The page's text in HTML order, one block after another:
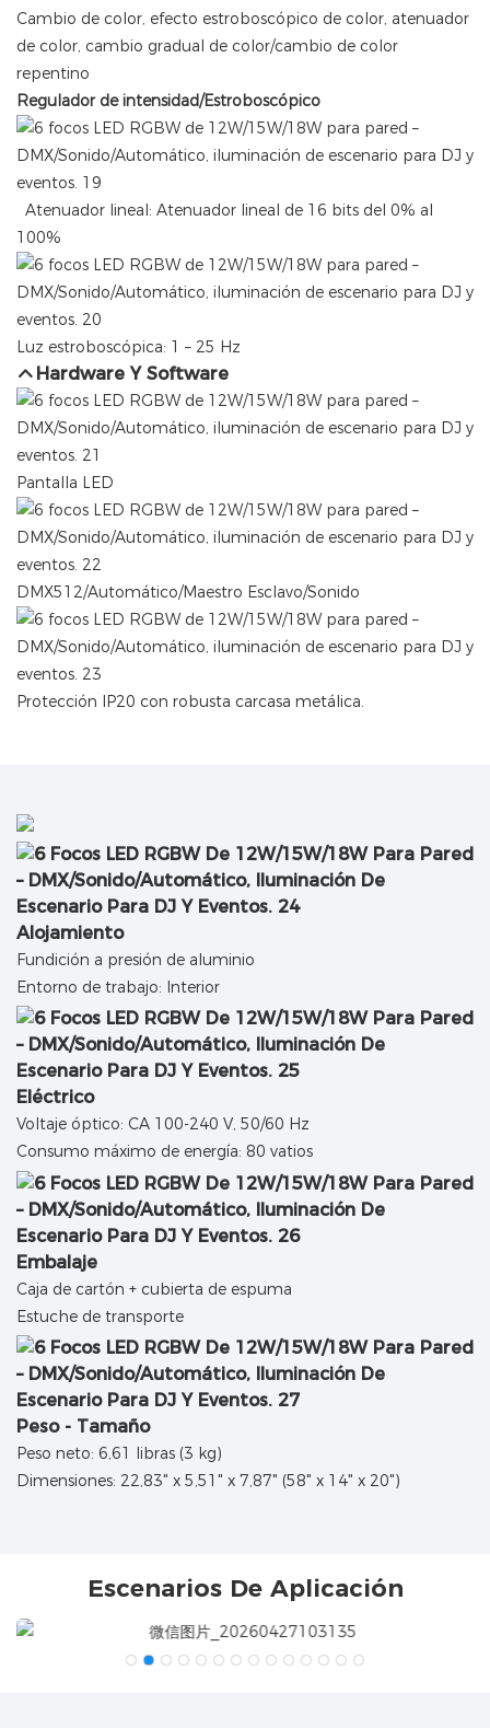
Cambio de color, efecto estroboscópico de color, atenuador
de color, cambio gradual de color/cambio de color
repentino
Regulador de intensidad/Estroboscópico
Atenuador lineal: Atenuador lineal de 16 bits del 0% al
100%
Luz estroboscópica: 1 – 25 Hz
Hardware Y Software
Pantalla LED
DMX512/Automático/Maestro Esclavo/Sonido
Protección IP20 con robusta carcasa metálica.
Alojamiento
Fundición a presión de aluminio
Entorno de trabajo: Interior
Eléctrico
Voltaje óptico: CA 100-240 V, 50/60 Hz
Consumo máximo de energía: 80 vatios
Embalaje
Caja de cartón + cubierta de espuma
Estuche de transporte
Peso - Tamaño
Peso neto: 6,61 libras (3 kg)
Dimensiones: 22,83" x 5,51" x 7,87" (58" x 14" x 20")
Escenarios De Aplicación